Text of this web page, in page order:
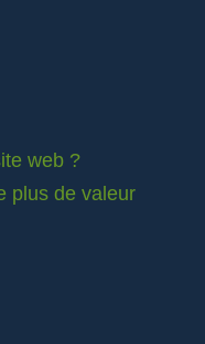
web ?
plus de valeur